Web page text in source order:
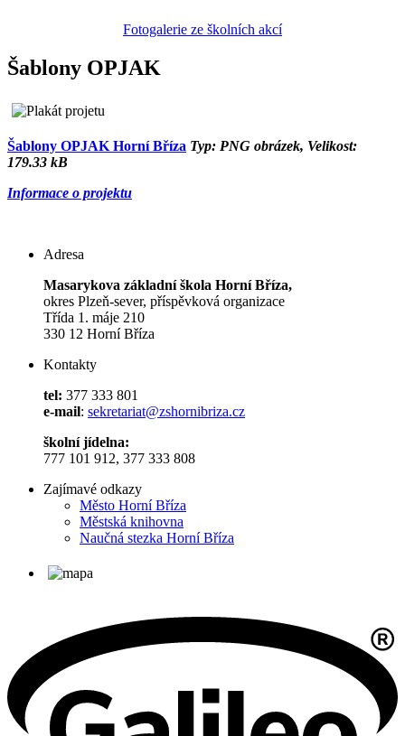
Fotogalerie ze školních akcí
Šablony OPJAK
Šablony OPJAK Horní Bříza Typ: PNG obrázek, Velikost:
179.33 kB
Informace o projektu
Adresa
Masarykova základní škola Horní Bříza,
okres Plzeň-sever, příspěvková organizace
Třída 1. máje 210
330 12 Horní Bříza
Kontakty
tel: 377 333 801
e-mail: sekretariat@zshornibriza.cz
školní jídelna:
777 101 912, 377 333 808
Zajímavé odkazy
Město Horní Bříza
Městská knihovna
Naučná stezka Horní Bříza